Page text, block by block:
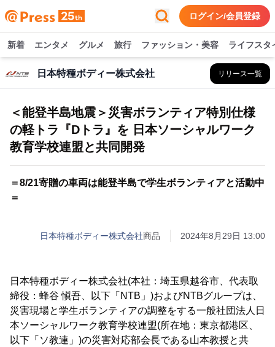
ログイン/会員登録
新着 エンタメ グルメ 旅行 ファッション・美容 ライフスタ
日本特種ボディー株式会社 リリース一覧
＜能登半島地震＞災害ボランティア特別仕様
の軽トラ『Dトラ』を 日本ソーシャルワーク
教育学校連盟と共同開発
＝8/21寄贈の車両は能登半島で学生ボランティアと活動中
＝
日本特種ボディー株式会社商品 2024年8月29日 13:00
日本特種ボディー株式会社(本社：埼玉県越谷市、代表取
締役：蜂谷 愼吾、以下「NTB」)およびNTBグループは、
災害現場と学生ボランティアの調整をする一般社団法人日
本ソーシャルワーク教育学校連盟(所在地：東京都港区、
以下「ソ教連」)の災害対応部会長である山本教授と共